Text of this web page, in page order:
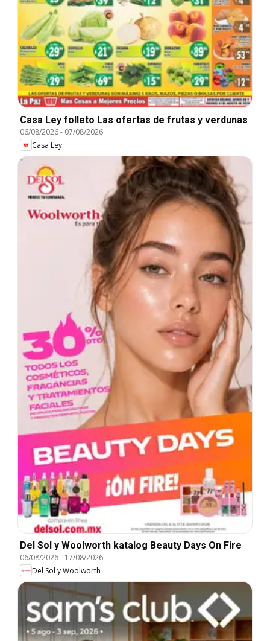
Casa Ley folleto Las ofertas de frutas y verdunas
06/08/2026- 07/08/2026
Casa Ley
Del Sol y Woolworth katalog Beauty Days On Fire
06/08/2026- 17/08/2026
Del Sol y Woolworth